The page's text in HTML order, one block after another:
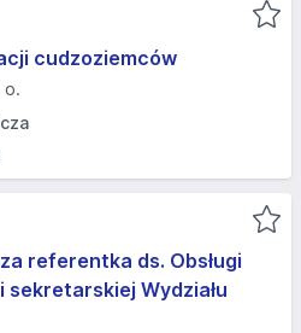
cudzoziemców
o.
referentka ds. Obsługi
Wydziału